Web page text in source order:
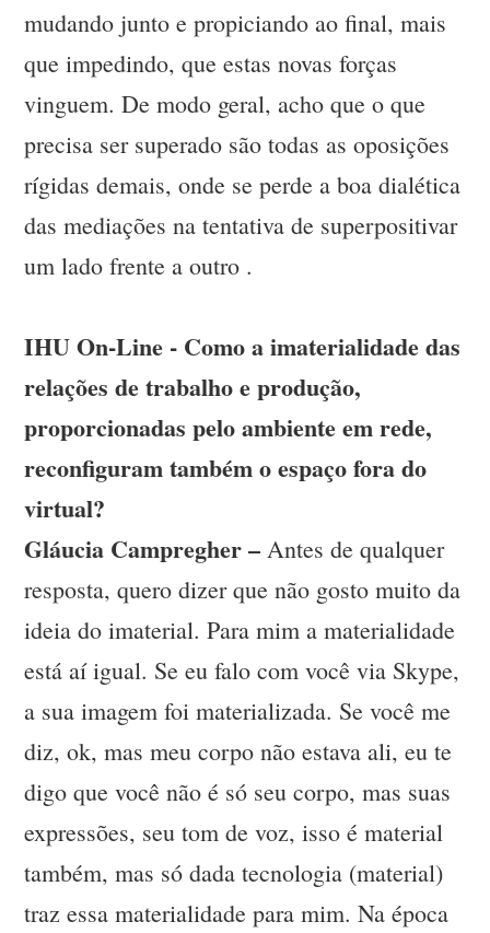
mudando junto e propiciando ao final, mais
que impedindo, que estas novas forças
vinguem. De modo geral, acho que o que
precisa ser superado são todas as oposições
rígidas demais, onde se perde a boa dialética
das mediações na tentativa de superpositivar
um lado frente a outro .
IHU On-Line - Como a imaterialidade das
relações de trabalho e produção,
proporcionadas pelo ambiente em rede,
reconfiguram também o espaço fora do
virtual?
Gláucia Campregher –Antes de qualquer
resposta, quero dizer que não gosto muito da
ideia do imaterial. Para mim a materialidade
está aí igual. Se eu falo com você via Skype,
a sua imagem foi materializada. Se você me
diz, ok, mas meu corpo não estava ali, eu te
digo que você não é só seu corpo, mas suas
expressões, seu tom de voz, isso é material
também, mas só dada tecnologia (material)
traz essa materialidade para mim. Na época